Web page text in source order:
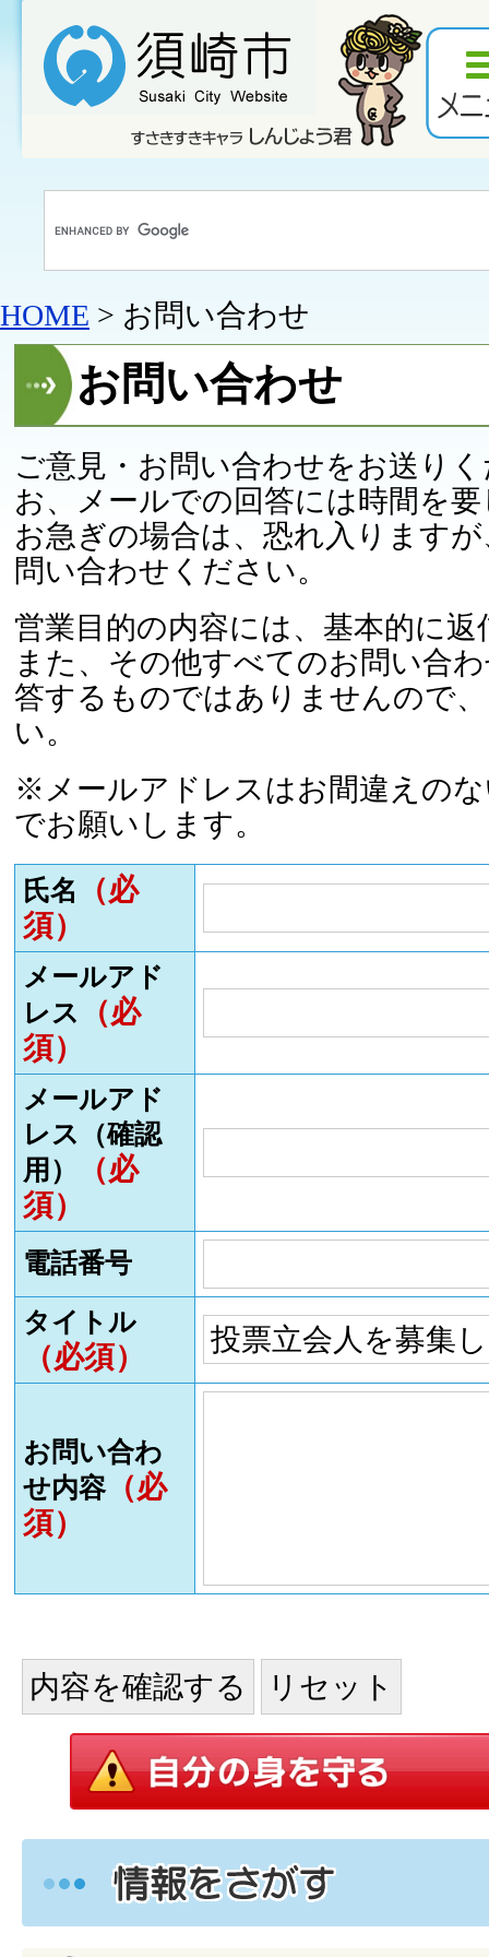
HOME > お問い合わせ
お問い合わせ
ご意見・お問い合わせをお送り
お、メールでの回答には時間を
お急ぎの場合は、恐れ入ります
問い合わせください。
営業目的の内容には、基本的に
また、その他すべてのお問い合
答するものではありませんので
い。
※メールアドレスはお間違えの
でお願いします。
氏名
（必
須）
メールアド
レス
（必
須）
メールアド
レス（確認
用）
（必
須）
電話番号
タイトル
（必須）
お問い合わ
せ内容（必
須）